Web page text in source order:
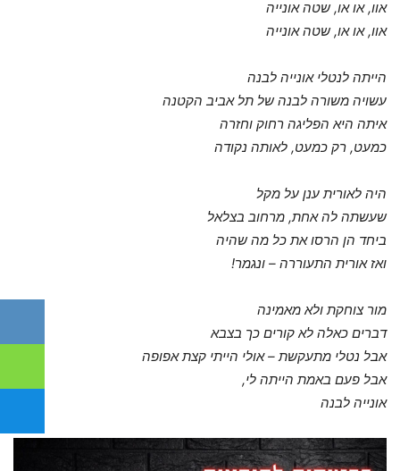
אוו, או או, שטה אונייה
אוו, או או, שטה אונייה
הייתה לנטלי אונייה לבנה
עשויה משורה לבנה של תל אביב הקטנה
איתה היא הפליגה רחוק וחזרה
כמעט, רק כמעט, לאותה נקודה
היה לאורית ענן על מקל
שעשתה לה אחת, מרחוב בצלאל
ביחד הן הרסו את כל מה שהיה
ואז אורית התעוררה – ונגמר!
מור צוחקת ולא מאמינה
דברים כאלה לא קורים כך בצבא
אבל נטלי מתעקשת – אולי הייתי קצת אפופה
אבל פעם באמת הייתה לי,
אונייה לבנה